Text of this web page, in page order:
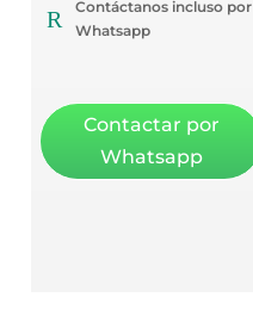
R
Contáctanos incluso por
Whatsapp
Contactar por
Whatsapp